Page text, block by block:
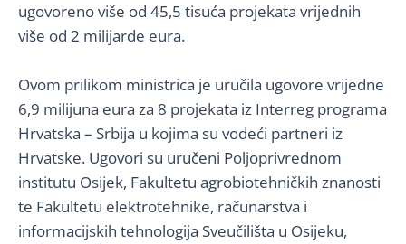
ugovoreno više od 45,5 tisuća projekata vrijednih
više od 2 milijarde eura.
Ovom prilikom ministrica je uručila ugovore vrijedne
6,9 milijuna eura za 8 projekata iz Interreg programa
Hrvatska – Srbija u kojima su vodeći partneri iz
Hrvatske. Ugovori su uručeni Poljoprivrednom
institutu Osijek, Fakultetu agrobiotehničkih znanosti
te Fakultetu elektrotehnike, računarstva i
informacijskih tehnologija Sveučilišta u Osijeku,